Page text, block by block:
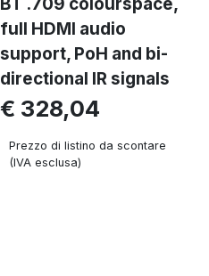
full HDMI audio
support, PoH and bi-
directional IR signals
€ 328,04
Prezzo di listino da scontare
(IVA esclusa)